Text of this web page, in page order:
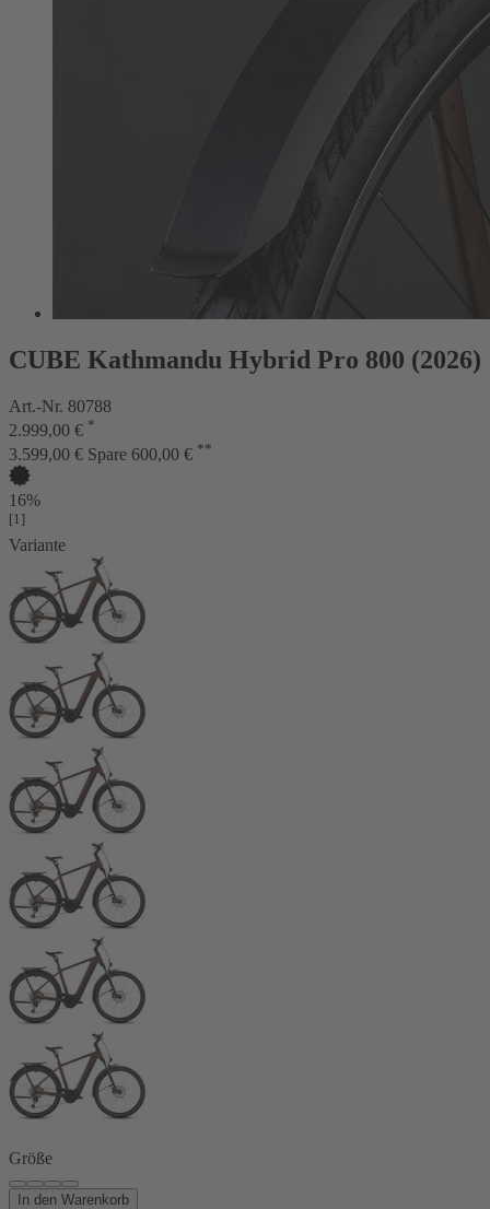
CUBE Kathmandu Hybrid Pro 800 (2026)
Art.-Nr. 80788
2.999,00 € *
3.599,00 € Spare 600,00 € **
16%
[1]
Variante
Größe
In den Warenkorb